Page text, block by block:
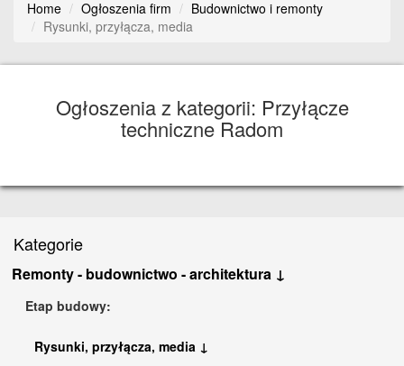
Home Ogłoszenia firm
Budownictwo i remonty
Rysunki, przyłącza, media
Ogłoszenia z kategorii: Przyłącze
techniczne Radom
Kategorie
Remonty - budownictwo - architektura ↓
Etap budowy:
Rysunki, przyłącza, media ↓